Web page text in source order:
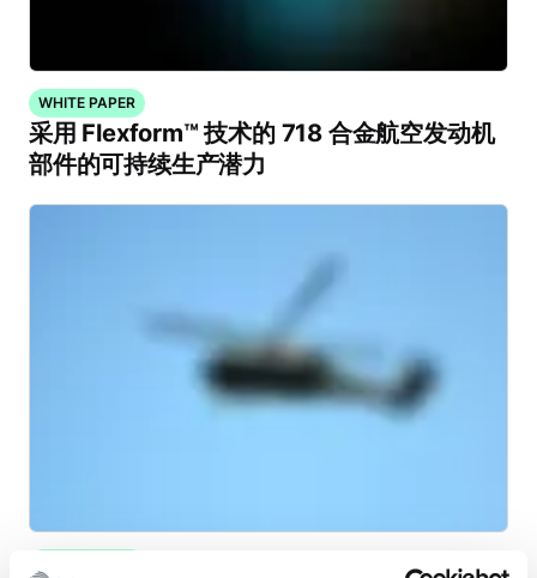
WHITE PAPER
采用 Flexform™ 技术的 718 合金航空发动机
部件的可持续生产潜力